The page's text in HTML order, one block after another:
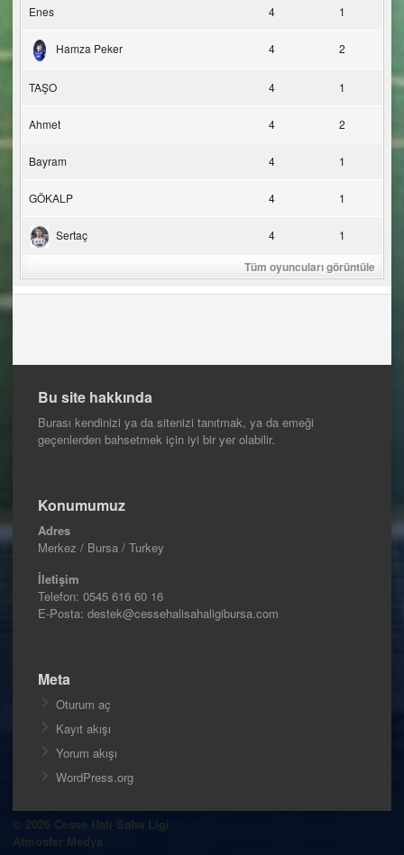
Enes 4 1
Hamza Peker 4 2
TAŞO 4 1
Ahmet 4 2
Bayram 4 1
GÖKALP 4 1
Sertaç 4 1
Tüm oyuncuları görüntüle
Bu site hakkında
Burası kendinizi ya da sitenizi tanıtmak, ya da emeği
geçenlerden bahsetmek için iyi bir yer olabilir.
Konumumuz
Adres
Merkez / Bursa / Turkey
İletişim
Telefon: 0545 616 60 16
E-Posta: destek@cessehalisahaligibursa.com
Meta
Oturum aç
Kayıt akışı
Yorum akışı
WordPress.org
© 2026 Cesse Halı Saha Ligi
Atmosfer Medya